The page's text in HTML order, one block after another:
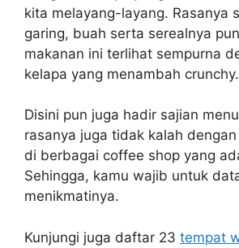
kita melayang-layang. Rasanya
garing, buah serta serealnya
makanan ini terlihat sempurna
kelapa yang menambah crunchy.
Disini pun juga hadir sajian
rasanya juga tidak kalah
di berbagai coffee shop yang
Sehingga, kamu wajib untuk
menikmatinya.
Kunjungi juga daftar 23 tempat